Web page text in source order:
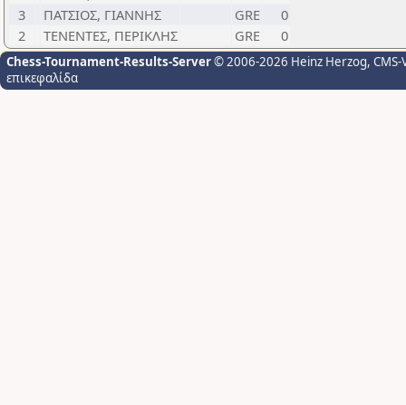
3
ΠΑΤΣΙΟΣ, ΓΙΑΝΝΗΣ GRE
0
2
ΤΕΝΕΝΤΕΣ, ΠΕΡΙΚΛΗΣ GRE 0
Chess-Tournament-Results-Server© 2006-2026 Heinz Herzog,
επικεφαλίδα